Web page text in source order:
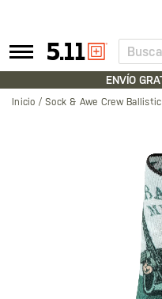
Tactical
GearENVÍO
Inicio Sock & Awe Crew